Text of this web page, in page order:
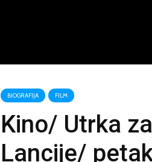
BIOGRAFIJA FILM
Kino/ Utrka
Lancije/